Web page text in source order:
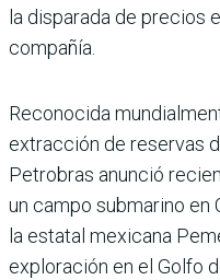
la disparada de precios
compañía.
Reconocida
extracción de reservas
Petrobras anunció
un campo submarino en
la estatal mexicana
exploración en el Golfo